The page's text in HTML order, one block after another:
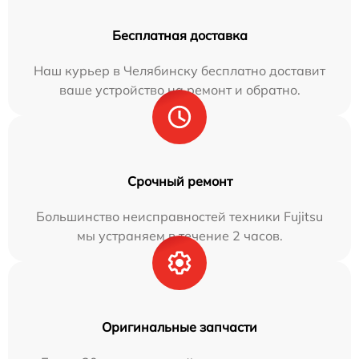
Бесплатная доставка
Наш курьер в Челябинску бесплатно доставит
ваше устройство на ремонт и обратно.
Срочный ремонт
Большинство неисправностей техники Fujitsu
мы устраняем в течение 2 часов.
Оригинальные запчасти